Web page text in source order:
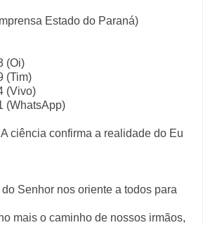
Estado do Paraná)
(Oi)
(Tim)
(Vivo)
(WhatsApp)
ciência confirma a realidade do Eu
Senhor nos oriente a todos para
mais o caminho de nossos irmãos,